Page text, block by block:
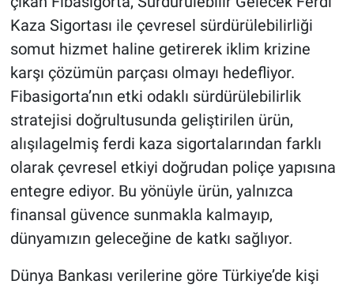
Kaza Sigortası ile çevresel sürdürülebilirliği
somut hizmet haline getirerek iklim krizine
karşı çözümün parçası olmayı hedefliyor.
Fibasigorta’nın etki odaklı sürdürülebilirlik
stratejisi doğrultusunda geliştirilen ürün,
alışılagelmiş ferdi kaza sigortalarından farklı
olarak çevresel etkiyi doğrudan poliçe yapısına
entegre ediyor. Bu yönüyle ürün, yalnızca
finansal güvence sunmakla kalmayıp,
dünyamızın geleceğine de katkı sağlıyor.
Dünya Bankası verilerine göre Türkiye’de kişi